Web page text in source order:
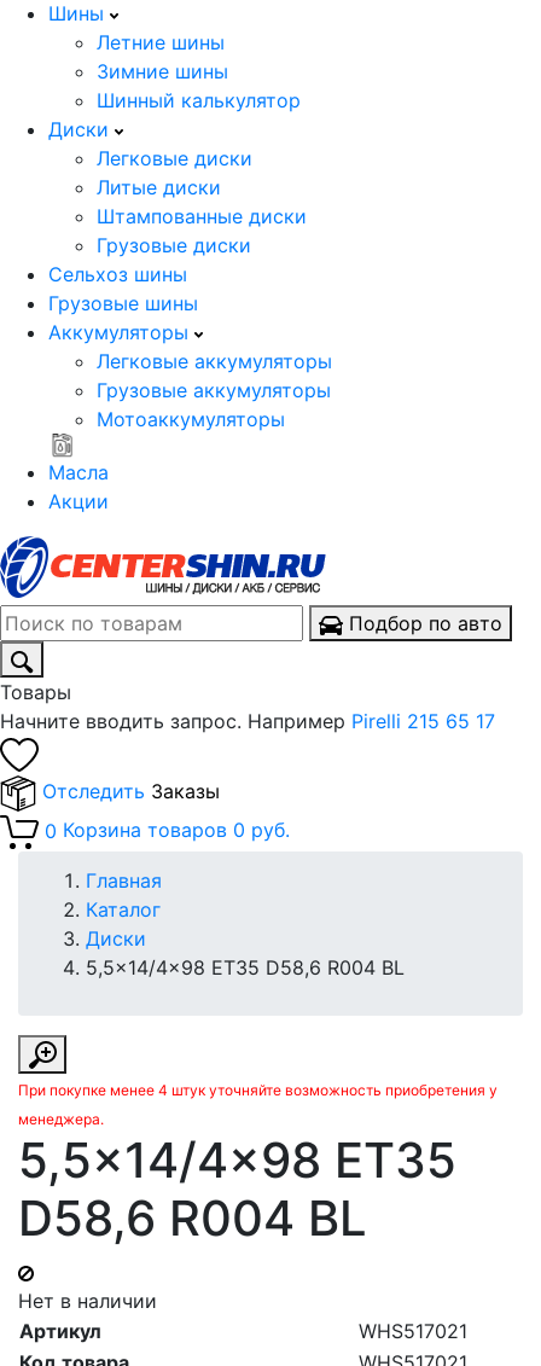
Шины
Летние шины
Зимние шины
Шинный калькулятор
Диски
Легковые диски
Литые диски
Штампованные диски
Грузовые диски
Сельхоз шины
Грузовые шины
Аккумуляторы
Легковые аккумуляторы
Грузовые аккумуляторы
Мотоаккумуляторы
Масла
Акции
Подбор по авто
Товары
Начните вводить запрос. Например Pirelli 215 65 17
Отследить Заказы
0 Корзина товаров 0 руб.
Главная
Каталог
Диски
5,5x14/4x98 ET35 D58,6 R004 BL
При покупке менее 4 штук уточняйте возможность приобретения у
менеджера.
5,5x14/4x98 ET35
D58,6 R004 BL
Нет в наличии
Артикул
WHS517021